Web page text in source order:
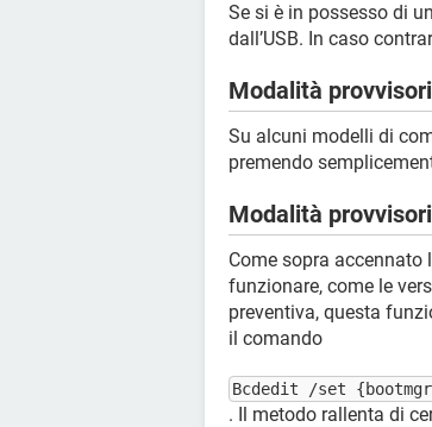
Se si è in possesso di
dall’USB. In caso
Modalità
Su alcuni modelli di
premendo
Modalità
Come sopra accennato
funzionare, come le
preventiva, questa
il comando
Bcdedit /set
. Il metodo rallenta di